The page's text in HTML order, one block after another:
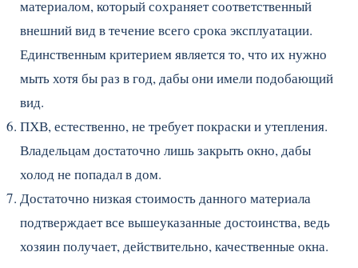
материалом, который сохраняет соответственный
внешний вид в течение всего срока эксплуатации.
Единственным критерием является то, что их нужно
мыть хотя бы раз в год, дабы они имели подобающий
вид.
ПХВ, естественно, не требует покраски и утепления.
Владельцам достаточно лишь закрыть окно, дабы
холод не попадал в дом.
Достаточно низкая стоимость данного материала
подтверждает все вышеуказанные достоинства, ведь
хозяин получает, действительно, качественные окна.